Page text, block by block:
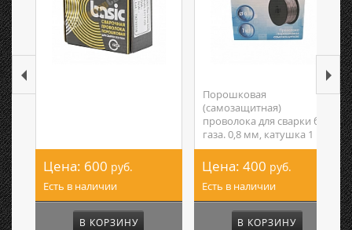
Цена: 600 руб.
Есть в наличии
В КОРЗИНУ
Порошковая
(самозащитная)
проволока для сварки без
газа. 0,8 мм, катушка 1 кг.
Цена: 400 руб.
Есть в наличии
В КОРЗИНУ